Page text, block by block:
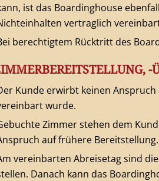
ist das Boardinghouse
vertraglich
berechtigtem Rücktritt des
-
Kunde erwirbt keinen
wurde.
Zimmer stehen dem
auf frühere Bereitstellung.
vereinbarten Abreisetag sind
Danach kann das